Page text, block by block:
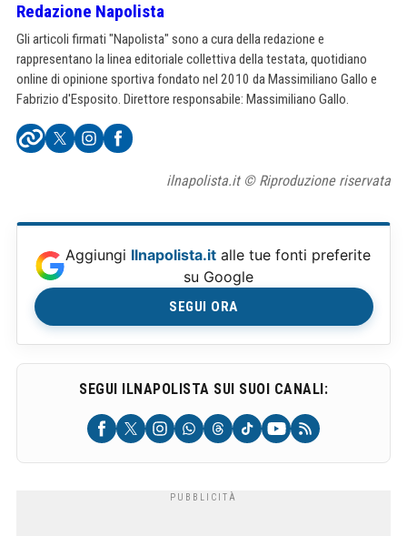
Redazione Napolista
Gli articoli firmati "Napolista" sono a cura della redazione e
rappresentano la linea editoriale collettiva della testata, quotidiano
online di opinione sportiva fondato nel 2010 da Massimiliano Gallo e
Fabrizio d'Esposito. Direttore responsabile: Massimiliano Gallo.
ilnapolista.it © Riproduzione riservata
Aggiungi Ilnapolista.it alle tue fonti preferite
su Google
SEGUI ORA
SEGUI ILNAPOLISTA SUI SUOI CANALI: